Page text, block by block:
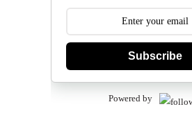
Subscribe
Powered by